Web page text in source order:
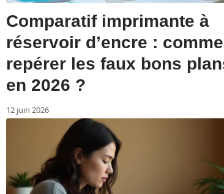
Comparatif imprimante à
réservoir d’encre :
repérer les faux bons
en 2026 ?
12 juin 2026